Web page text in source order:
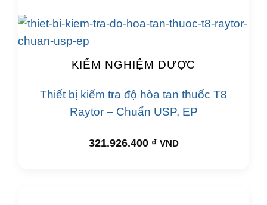
KIỂM NGHIỆM DƯỢC
Thiết bị kiểm tra độ hòa tan thuốc T8
Raytor – Chuẩn USP, EP
321.926.400 ₫ VND